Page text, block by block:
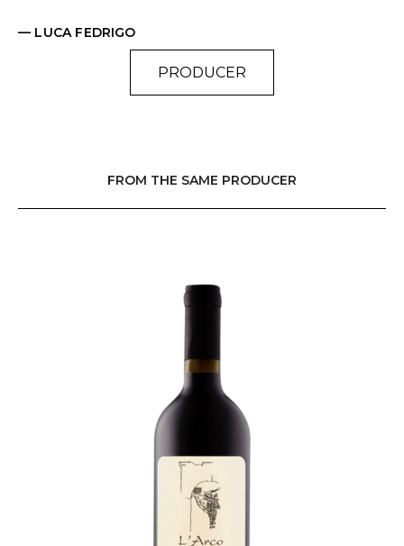
— LUCA FEDRIGO
PRODUCER
FROM THE SAME PRODUCER